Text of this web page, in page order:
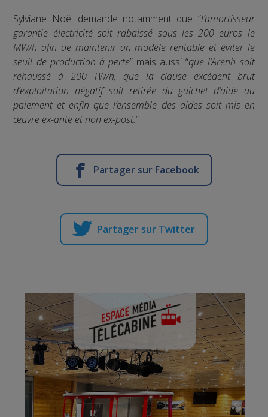
Sylviane Noël demande notamment que “l’amortisseur
garantie électricité soit rabaissé sous les 200 euros le
MW/h afin de maintenir un modèle rentable et éviter le
seuil de production à perte” mais aussi “que l’Arenh soit
réhaussé à 200 TW/h, que la clause excédent brut
d’exploitation négatif soit retirée du guichet d’aide au
paiement et enfin que l’ensemble des aides soit mis en
œuvre ex-ante et non ex-post.”
Partager sur Facebook
Partager sur Twitter